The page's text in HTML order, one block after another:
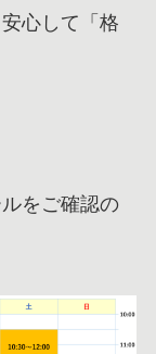
心して「格
をご確認の